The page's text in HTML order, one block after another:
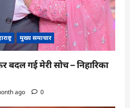
मुख्य समाचार
बदल गई मेरी सोच – निहारिका
ago 0